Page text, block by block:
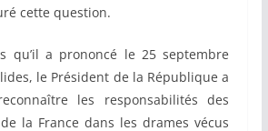
cette question.
qu’il a prononcé le 25 septembre
le Président de la République a
les responsabilités des
la France dans les drames vécus